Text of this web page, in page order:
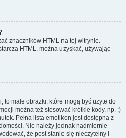
znaczników HTML na tej witrynie.
HTML, można uzyskać, używając
to małe obrazki, które mogą być użyte do
można też stosować krótkie kody, np. :)
Pełna lista emotikon jest dostępna z
Nie należy jednak nadmiernie
że post stanie się nieczytelny i